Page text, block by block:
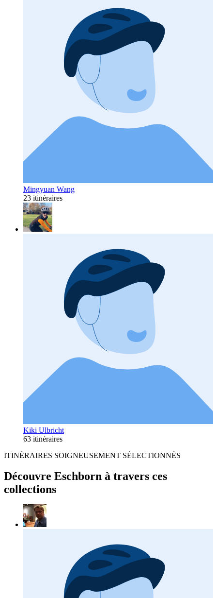
Mingyuan Wang
23 itinéraires
Kiki Ulbricht
63 itinéraires
ITINÉRAIRES SOIGNEUSEMENT SÉLECTIONNÉS
Découvre Eschborn à travers ces
collections